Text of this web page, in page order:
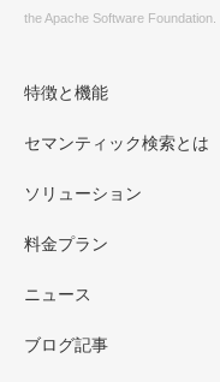
the Apache Software Foundation.
特徴と機能
セマンティック検索とは
ソリューション
料金プラン
ニュース
ブログ記事